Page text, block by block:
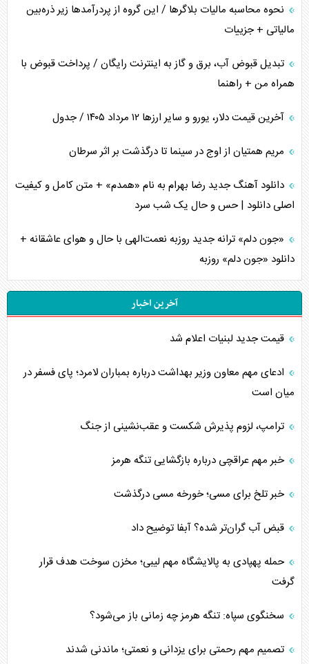
نحوه محاسبه مالیات بلاگر‌ها / این گروه از پردرآمد‌ها زیر ذره‌بین
مالیاتی + جزییات
تبدیل قبوض آب، برق و گاز به اینترنت رایگان / پرداخت قبوض با
همراه من + راهنما
آخرین قیمت دلار، یورو و سایر ارز‌ها ۱۲ مرداد ۱۴۰۵ / جدول
مریم همتیان از اوج در سینما تا درگذشت بر اثر سرطان
دانلود آهنگ جدید رضا بهرام به نام «همدم» + متن کامل و کیفیت
اصلی دانلود | حس و حال یک شب سرد
«جون دلم» ترانه جدید روزبه نعمت‌الهی با حال و هوای عاشقانه +
دانلود «جون دلم» روزبه
آخرین اخبار
قیمت جدید لبنیات اعلام شد
ادعای مهم معاون وزیر بهداشت درباره بمباران لامرد؛ پای فسفر در
میان است
ترامپ، لزوم پذیرش شکست و عقب‌نشینی از جنگ
خبر مهم عراقچی درباره بازگشایی تنگه هرمز
خبر تلخ برای مسی؛ خورخه مسی درگذشت
قبض آب گران‌تر شده؟ آبفا توضیح داد
حمله پهپادی به پالایشگاه مهم لیبی؛ مخزن سوخت هدف قرار
گرفت
سخنگوی سپاه: تنگه هرمز چه زمانی باز می‌شود؟
تصمیم مهم رحمتی برای یزدانی و نعمتی؛ ماندنی شدند